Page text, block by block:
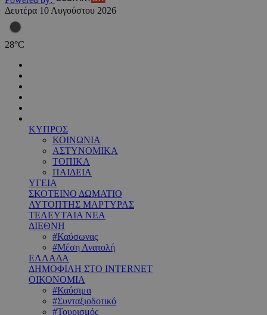
Δευτέρα 10 Αυγούστου 2026
28°C
ΚΥΠΡΟΣ
ΚΟΙΝΩΝΙΑ
ΑΣΤΥΝΟΜΙΚΑ
ΤΟΠΙΚΑ
ΠΑΙΔΕΙΑ
ΥΓΕΙΑ
ΣΚΟΤΕΙΝΟ ΔΩΜΑΤΙΟ
ΑΥΤΟΠΤΗΣ ΜΑΡΤΥΡΑΣ
ΤΕΛΕΥΤΑΙΑ ΝΕΑ
ΔΙΕΘΝΗ
#Καύσωνας
#Μέση Ανατολή
ΕΛΛΑΔΑ
ΔΗΜΟΦΙΛΗ ΣΤΟ INTERNET
ΟΙΚΟΝΟΜΙΑ
#Καύσιμα
#Συνταξιοδοτικό
#Τουρισμός